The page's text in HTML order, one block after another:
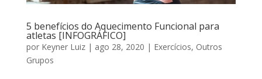
5 benefícios do Aquecimento Funcional para
atletas [INFOGRÁFICO]
por Keyner Luiz| ago 28, 2020 | Exercícios, Outros
Grupos